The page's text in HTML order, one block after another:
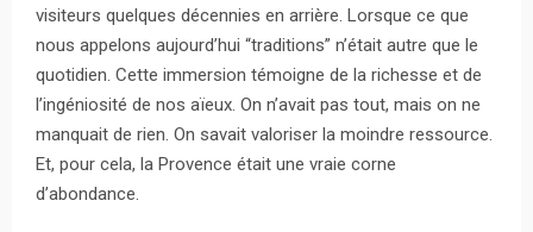
visiteurs quelques décennies en arrière. Lorsque ce que
nous appelons aujourd’hui “traditions” n’était autre que le
quotidien. Cette immersion témoigne de la richesse et de
l’ingéniosité de nos aïeux. On n’avait pas tout, mais on ne
manquait de rien. On savait valoriser la moindre ressource.
Et, pour cela, la Provence était une vraie corne
d’abondance.